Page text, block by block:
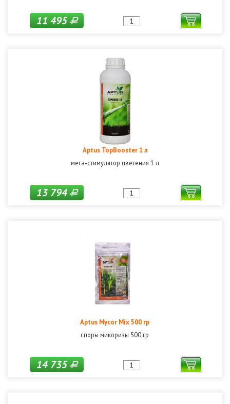
11 495Р
Aptus TopBooster 1 л
мега-стимулятор цветения 1 л
13 794Р
Aptus Mycor Mix 500 гр
споры микоризы 500 гр
14 735Р